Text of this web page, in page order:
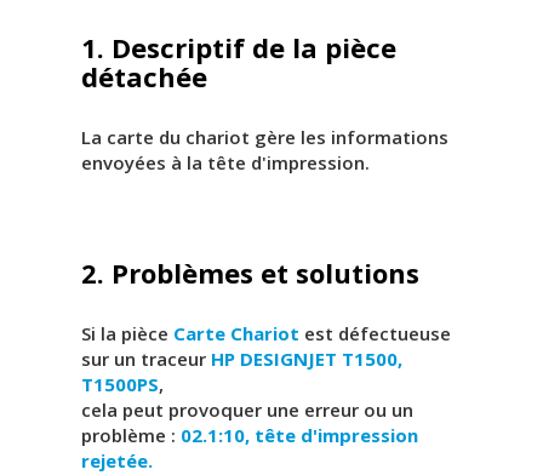
1. Descriptif de la pièce
détachée
La carte du chariot gère les informations
envoyées à la tête d'impression.
2. Problèmes et solutions
Si la pièce Carte Chariot est défectueuse
sur un traceur HP DESIGNJET T1500,
T1500PS,
cela peut provoquer une erreur ou un
problème : 02.1:10, tête d'impression
rejetée.